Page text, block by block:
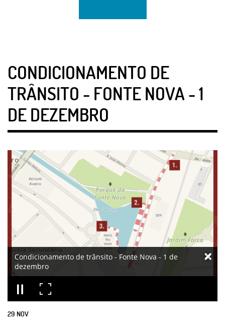
CONDICIONAMENTO DE
TRÂNSITO - FONTE NOVA - 1
DE DEZEMBRO
Condicionamento de trânsito - Fonte Nova - 1 de
dezembro
29 NOV